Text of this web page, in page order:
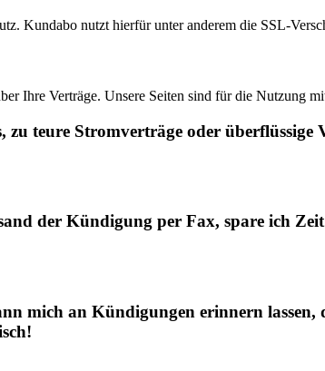
Kundabo nutzt hierfür unter anderem die SSL-
Ihre Verträge. Unsere Seiten sind für die Nutzung
teure Stromverträge oder überflüssige
der Kündigung per Fax, spare ich
mich an Kündigungen erinnern